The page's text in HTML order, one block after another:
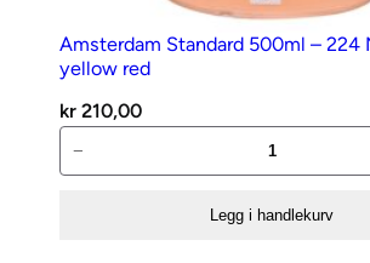
Amsterdam Standard 500ml – 224
yellow red
kr 210,00
Standard
−
Legg i handlekurv